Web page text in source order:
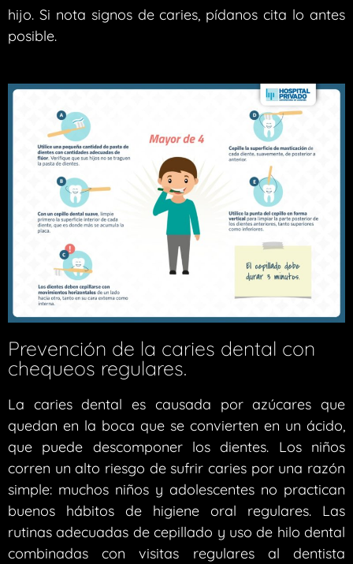
hijo. Si nota signos de caries, pídanos cita lo antes
posible.
Prevención de la caries dental con
chequeos regulares.
La caries dental es causada por azúcares que
quedan en la boca que se convierten en un ácido,
que puede descomponer los dientes. Los niños
corren un alto riesgo de sufrir caries por una razón
simple: muchos niños y adolescentes no practican
buenos hábitos de higiene oral regulares. Las
rutinas adecuadas de cepillado y uso de hilo dental
combinadas con visitas regulares al dentista